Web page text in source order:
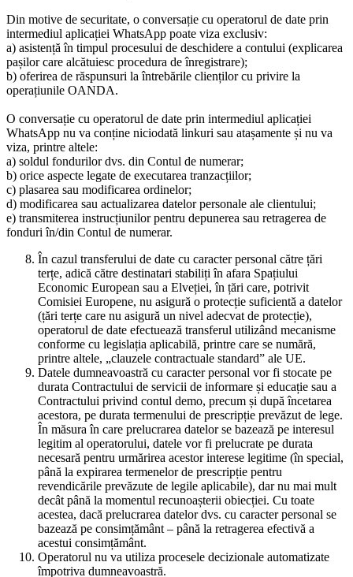
Din motive de securitate, o conversație cu operatorul de date prin
intermediul aplicației WhatsApp poate viza exclusiv:
a) asistență în timpul procesului de deschidere a contului (explicarea
pașilor care alcătuiesc procedura de înregistrare);
b) oferirea de răspunsuri la întrebările clienților cu privire la
operațiunile OANDA.
O conversație cu operatorul de date prin intermediul aplicației
WhatsApp nu va conține niciodată linkuri sau atașamente și nu va
viza, printre altele:
a) soldul fondurilor dvs. din Contul de numerar;
b) orice aspecte legate de executarea tranzacțiilor;
c) plasarea sau modificarea ordinelor;
d) modificarea sau actualizarea datelor personale ale clientului;
e) transmiterea instrucțiunilor pentru depunerea sau retragerea de
fonduri în/din Contul de numerar.
În cazul transferului de date cu caracter personal către țări
terțe, adică către destinatari stabiliți în afara Spațiului
Economic European sau a Elveției, în țări care, potrivit
Comisiei Europene, nu asigură o protecție suficientă a datelor
(țări terțe care nu asigură un nivel adecvat de protecție),
operatorul de date efectuează transferul utilizând mecanisme
conforme cu legislația aplicabilă, printre care se numără,
printre altele, „clauzele contractuale standard” ale UE.
Datele dumneavoastră cu caracter personal vor fi stocate pe
durata Contractului de servicii de informare și educație sau a
Contractului privind contul demo, precum și după încetarea
acestora, pe durata termenului de prescripție prevăzut de lege.
În măsura în care prelucrarea datelor se bazează pe interesul
legitim al operatorului, datele vor fi prelucrate pe durata
necesară pentru urmărirea acestor interese legitime (în special,
până la expirarea termenelor de prescripție pentru
revendicările prevăzute de legile aplicabile), dar nu mai mult
decât până la momentul recunoașterii obiecției. Cu toate
acestea, dacă prelucrarea datelor dvs. cu caracter personal se
bazează pe consimțământ – până la retragerea efectivă a
acestui consimțământ.
Operatorul nu va utiliza procesele decizionale automatizate
împotriva dumneavoastră.